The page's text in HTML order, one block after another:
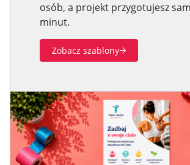
osób, a projekt przygotujesz
minut.
Zobacz szablony